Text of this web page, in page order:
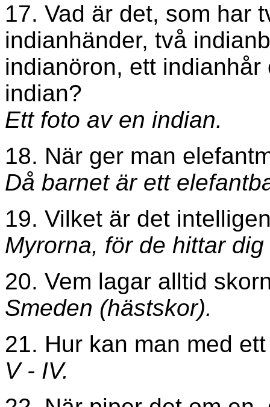
17. Vad är det, som har
indianhänder, två
indianöron, ett
indian?
Ett foto av en indian.
18. När ger man
Då barnet är ett
19. Vilket är det
Myrorna, för de hittar
20. Vem lagar alltid
Smeden (hästskor).
21. Hur kan man med
V - IV.